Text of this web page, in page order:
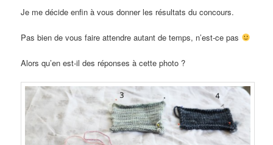
Je me décide enfin à vous donner les résultats du concours.
Pas bien de vous faire attendre autant de temps, n’est-ce pas
Alors qu’en est-il des réponses à cette photo ?